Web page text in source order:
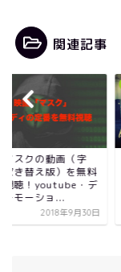
関連記事
マスクの動画（字
吹き替え版）を無料
視聴！youtube・デ
ーモーショ...
2018年9月30日